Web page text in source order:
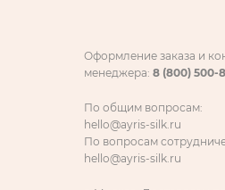
Оформление заказа и
менеджера: 8 (800) 500-
По общим вопросам:
hello@ayris-silk.ru
По вопросам
hello@ayris-silk.ru